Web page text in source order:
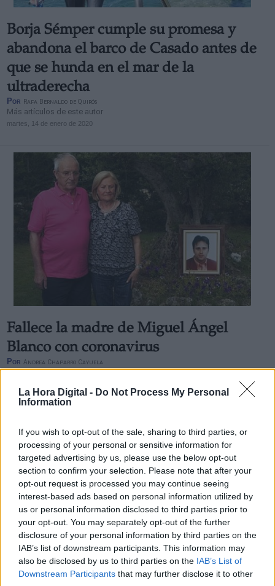
La Hora Digital - Do Not Process My Personal
Information
If you wish to opt-out of the sale, sharing to third parties, or
processing of your personal or sensitive information for
targeted advertising by us, please use the below opt-out
section to confirm your selection. Please note that after your
opt-out request is processed you may continue seeing
interest-based ads based on personal information utilized by
us or personal information disclosed to third parties prior to
your opt-out. You may separately opt-out of the further
disclosure of your personal information by third parties on the
IAB’s list of downstream participants. This information may
also be disclosed by us to third parties on the IAB’s List of
Downstream Participants that may further disclose it to other
Borja Sémper cumple su promesa y
abandona el barco de Casado antes de
que se hunda en el mar de la
ultraderecha
Por Rafa Bernaldo de Quirós
Más artículos de este autor
martes, 14 de enero de 2020
Fallece la madre de Miguel Ángel
Blanco con coronavirus
Por Andrea Chaparro Cayuela
Más artículos de este autor
Aznar es quien mueve los hilos de Casado